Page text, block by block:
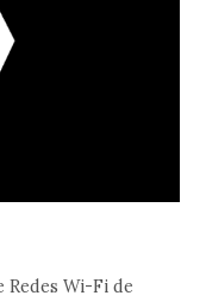
Redes Wi-Fi de